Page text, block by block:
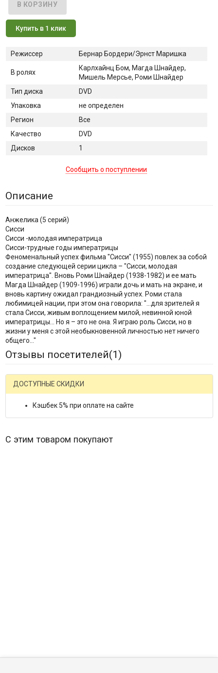
Купить в 1 клик
Режиссер Бернар Бордери/Эрнст Маришка
В ролях
Карлхайнц Бом, Магда Шнайдер,
Мишель Мерсье, Роми Шнайдер
Тип диска
DVD
Упаковка
не определен
Регион
Все
Качество
DVD
Дисков
1
Сообщить о поступлении
Описание
Анжелика (5 серий)
Сисси
Сисси -молодая императрица
Сисси-трудные годы императрицы
Феноменальный успех фильма "Сисси" (1955) повлек за собой
создание следующей серии цикла – "Сисси, молодая
императрица". Вновь Роми Шнайдер (1938-1982) и ее мать
Магда Шнайдер (1909-1996) играли дочь и мать на экране, и
вновь картину ожидал грандиозный успех. Роми стала
любимицей нации, при этом она говорила: "...для зрителей я
стала Сисси, живым воплощением милой, невинной юной
императрицы... Но я – это не она. Я играю роль Сисси, но в
жизни у меня с этой необыкновенной личностью нет ничего
общего..."
Отзывы посетителей(1)
ДОСТУПНЫЕ СКИДКИ
Кэшбек 5% при оплате на сайте
С этим товаром покупают